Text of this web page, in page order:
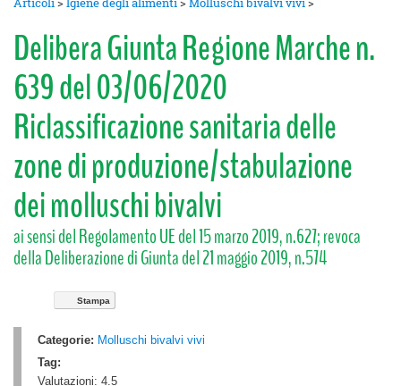
Delibera Giunta Regione Marche n.
639 del 03/06/2020
Riclassificazione sanitaria delle
zone di produzione/stabulazione
dei molluschi bivalvi
ai sensi del Regolamento UE del 15 marzo 2019, n.627; revoca
della Deliberazione di Giunta del 21 maggio 2019, n.574
Stampa
Categorie: Molluschi bivalvi vivi
Tag:
Valutazioni: 4.5